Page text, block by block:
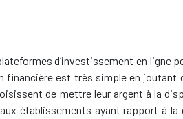
d’investissement en ligne
est très simple en joutant
de mettre leur argent à la
établissements ayant rapport à la